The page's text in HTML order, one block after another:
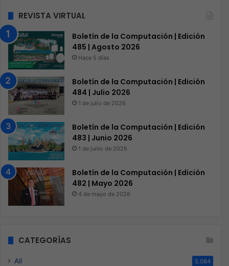
REVISTA VIRTUAL
Boletín de la Computación | Edición
485 | Agosto 2026
Hace 5 días
Boletín de la Computación | Edición
484 | Julio 2026
1 de julio de 2026
Boletín de la Computación | Edición
483 | Junio 2026
1 de junio de 2026
Boletín de la Computación | Edición
482 | Mayo 2026
4 de mayo de 2026
CATEGORÍAS
All 5.084